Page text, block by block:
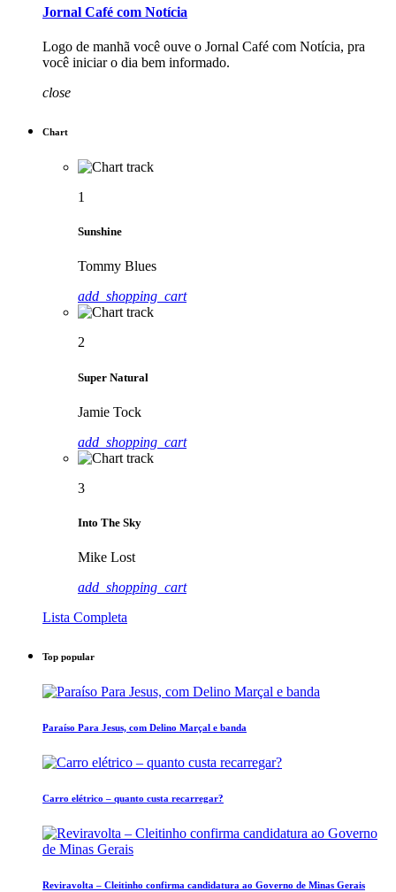
Jornal Café com Notícia
Logo de manhã você ouve o Jornal Café com Notícia, pra
você iniciar o dia bem informado.
close
Chart
1
Sunshine
Tommy Blues
add_shopping_cart
2
Super Natural
Jamie Tock
add_shopping_cart
3
Into The Sky
Mike Lost
add_shopping_cart
Lista Completa
Top popular
Paraíso Para Jesus, com Delino Marçal e banda
Carro elétrico – quanto custa recarregar?
Reviravolta – Cleitinho confirma candidatura ao Governo de Minas Gerais